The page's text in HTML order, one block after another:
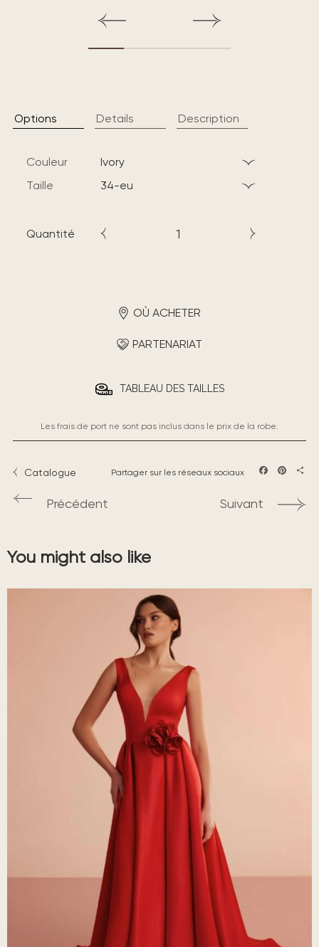
Options Details Description
Couleur
ivory
Taille
34-eu
Quantité
OÙ ACHETER
PARTENARIAT
TABLEAU DES TAILLES
Les frais de port ne sont pas inclus dans le prix de la robe.
Catalogue Partager sur les réseaux sociaux
Précédent Suivant
You might also like